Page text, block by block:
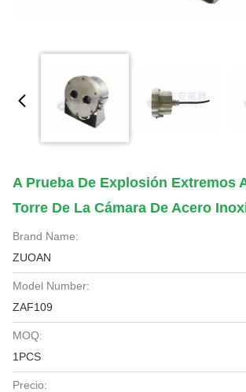
A Prueba De Explosión Extremos
Torre De La Cámara De Acero
Brand Name:
ZUOAN
Model Number:
ZAF109
MOQ:
1PCS
Precio: